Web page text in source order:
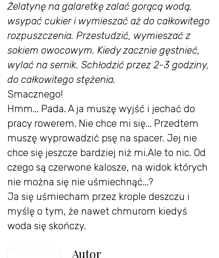
Żelatynę na galaretkę zalać gorącą wodą,
wsypać cukier i wymieszać aż do całkowitego
rozpuszczenia. Przestudzić, wymieszać z
sokiem owocowym. Kiedy zacznie gęstnieć,
wylać na sernik. Schłodzić przez 2-3 godziny,
do całkowitego stężenia.
Smacznego!
Hmm... Pada. A ja muszę wyjść i jechać do
pracy rowerem. Nie chce mi się... Przedtem
muszę wyprowadzić psę na spacer. Jej nie
chce się jeszcze bardziej niż mi.Ale to nic. Od
czego są czerwone kalosze, na widok których
nie można się nie uśmiechnąć...?
Ja się uśmiecham przez krople deszczu i
myślę o tym, że nawet chmurom kiedyś
woda się skończy.
Autor